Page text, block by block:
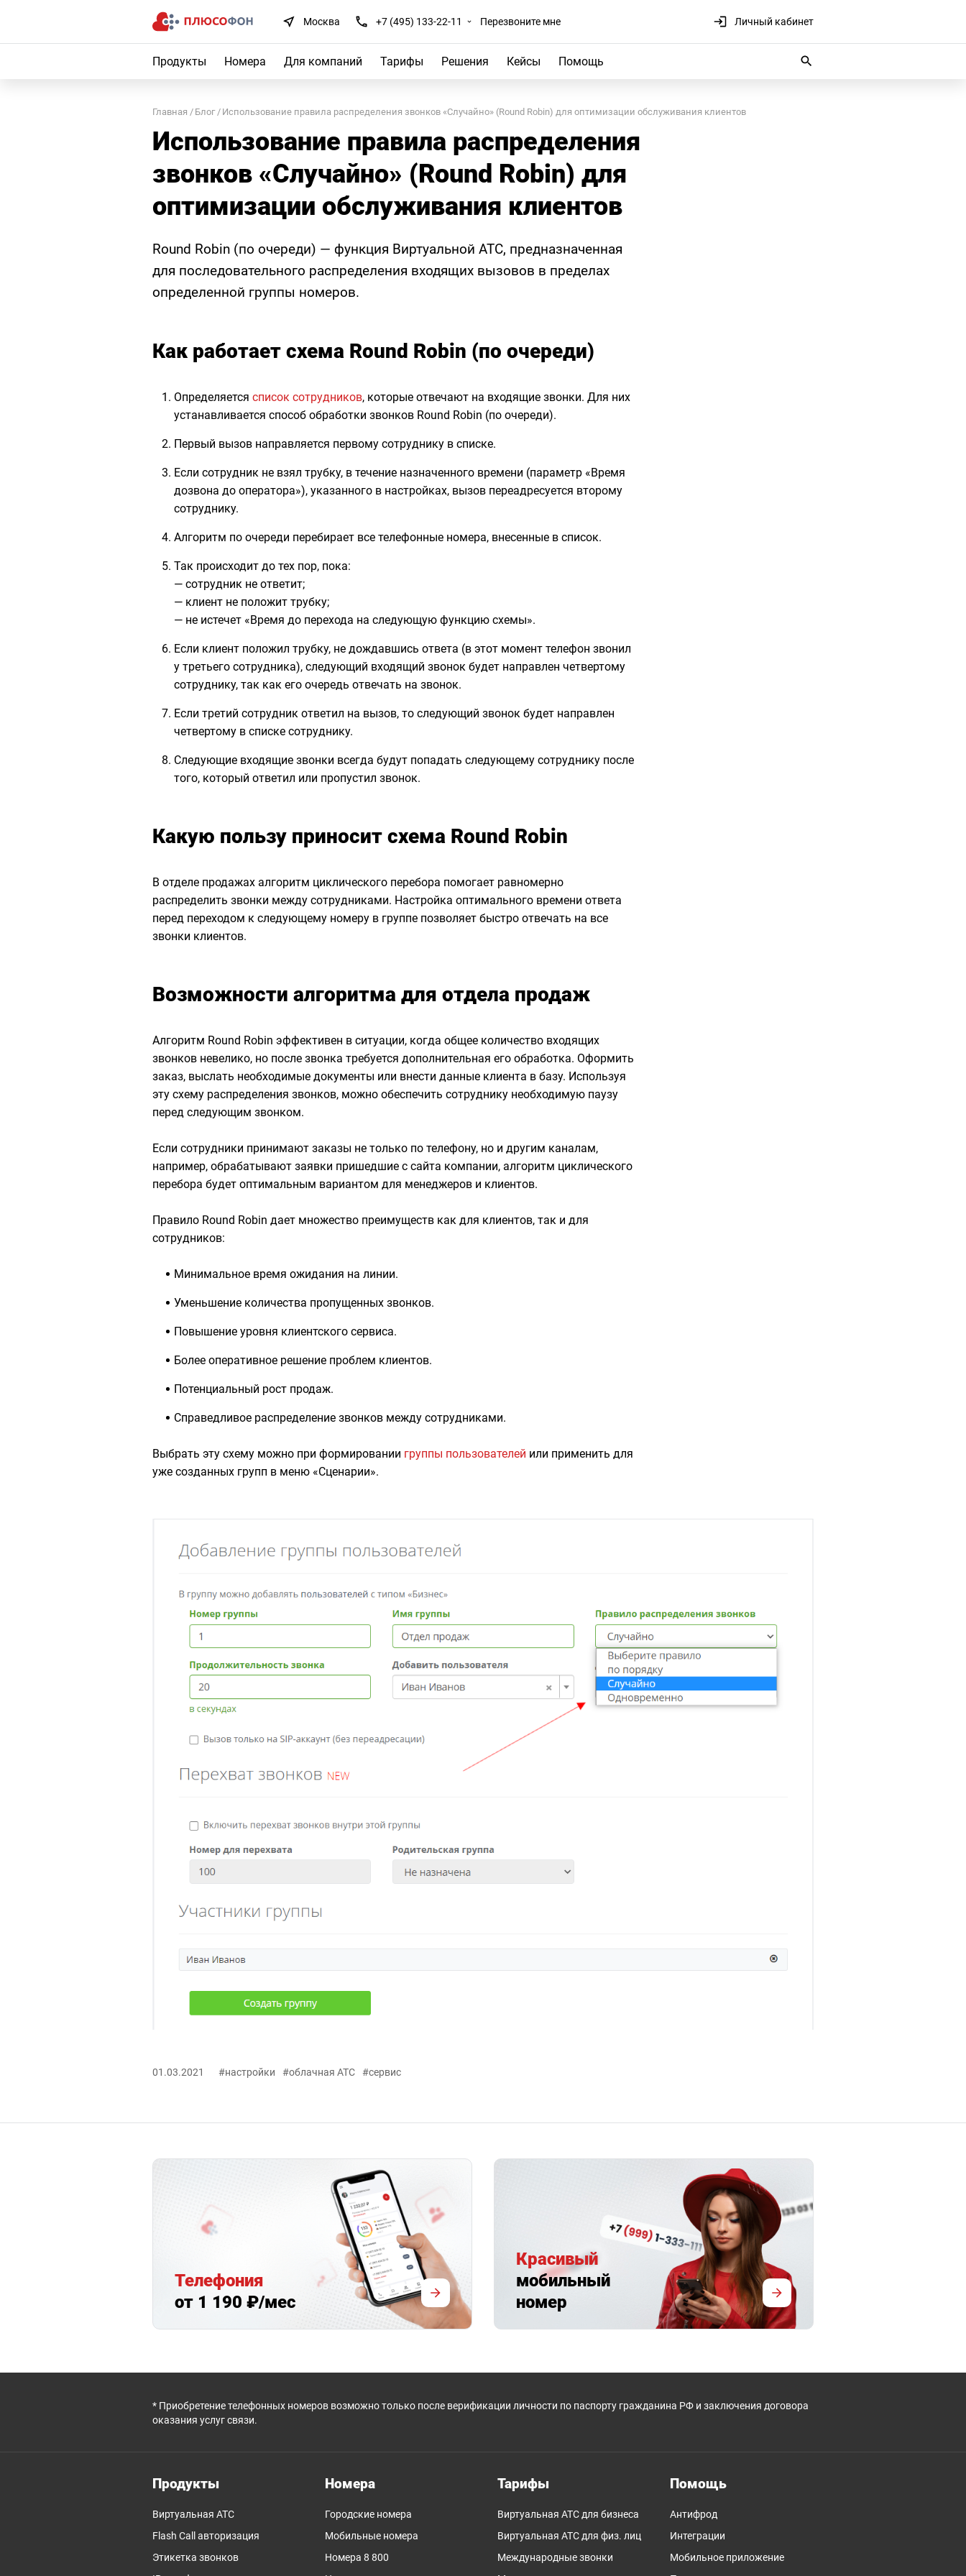
Москва +7 (495) 133-22-11 Перезвоните мне Личный кабинет
Продукты Номера Для компаний Тарифы Решения Кейсы Помощь
Главная Блог Использование правила распределения звонков «Случайно» (Round Robin) для оптимизации обслуживания клиентов
Использование правила распределения
звонков «Случайно» (Round Robin) для
оптимизации обслуживания клиентов
Round Robin (по очереди) — функция Виртуальной АТС, предназначенная
для последовательного распределения входящих вызовов в пределах
определенной группы номеров.
Как работает схема Round Robin (по очереди)
Определяется список сотрудников, которые отвечают на входящие звонки. Для них
устанавливается способ обработки звонков Round Robin (по очереди).
Первый вызов направляется первому сотруднику в списке.
Если сотрудник не взял трубку, в течение назначенного времени (параметр «Время
дозвона до оператора»), указанного в настройках, вызов переадресуется второму
сотруднику.
Алгоритм по очереди перебирает все телефонные номера, внесенные в список.
Так происходит до тех пор, пока:
— сотрудник не ответит;
— клиент не положит трубку;
— не истечет «Время до перехода на следующую функцию схемы».
Если клиент положил трубку, не дождавшись ответа (в этот момент телефон звонил
у третьего сотрудника), следующий входящий звонок будет направлен четвертому
сотруднику, так как его очередь отвечать на звонок.
Если третий сотрудник ответил на вызов, то следующий звонок будет направлен
четвертому в списке сотруднику.
Следующие входящие звонки всегда будут попадать следующему сотруднику после
того, который ответил или пропустил звонок.
Какую пользу приносит схема Round Robin
В отделе продажах алгоритм циклического перебора помогает равномерно
распределить звонки между сотрудниками. Настройка оптимального времени ответа
перед переходом к следующему номеру в группе позволяет быстро отвечать на все
звонки клиентов.
Возможности алгоритма для отдела продаж
Алгоритм Round Robin эффективен в ситуации, когда общее количество входящих
звонков невелико, но после звонка требуется дополнительная его обработка. Оформить
заказ, выслать необходимые документы или внести данные клиента в базу. Используя
эту схему распределения звонков, можно обеспечить сотруднику необходимую паузу
перед следующим звонком.
Если сотрудники принимают заказы не только по телефону, но и другим каналам,
например, обрабатывают заявки пришедшие с сайта компании, алгоритм циклического
перебора будет оптимальным вариантом для менеджеров и клиентов.
Правило Round Robin дает множество преимуществ как для клиентов, так и для
сотрудников:
Минимальное время ожидания на линии.
Уменьшение количества пропущенных звонков.
Повышение уровня клиентского сервиса.
Более оперативное решение проблем клиентов.
Потенциальный рост продаж.
Справедливое распределение звонков между сотрудниками.
Выбрать эту схему можно при формировании группы пользователей или применить для
уже созданных групп в меню «Сценарии».
01.03.2021 #настройки #облачная АТС #сервис
Телефония
от 1 190 ₽/мес
Красивый
мобильный
номер
* Приобретение телефонных номеров возможно только после верификации личности по паспорту гражданина РФ и заключения договора
оказания услуг связи.
Продукты
Виртуальная АТС
Flash Call авторизация
Этикетка звонков
Номера
Городские номера
Мобильные номера
Номера 8 800
Тарифы
Виртуальная АТС для бизнеса
Виртуальная АТС для физ. лиц
Международные звонки
Помощь
Антифрод
Интеграции
Мобильное приложение